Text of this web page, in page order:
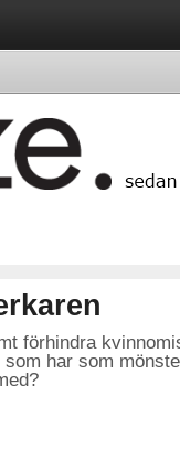
förhindra
har som